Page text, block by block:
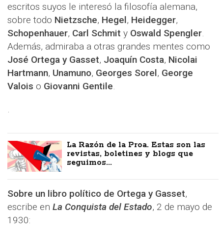
escritos suyos le interesó la filosofía alemana,
sobre todo Nietzsche, Hegel, Heidegger,
Schopenhauer, Carl Schmit y Oswald Spengler.
Además, admiraba a otras grandes mentes como
José Ortega y Gasset, Joaquín Costa, Nicolai
Hartmann, Unamuno, Georges Sorel, George
Valois o Giovanni Gentile.
.
La Razón de la Proa. Estas son las
revistas, boletines y blogs que
seguimos...
Sobre un libro político de Ortega y Gasset,
escribe en La Conquista del Estado, 2 de mayo de
1930: